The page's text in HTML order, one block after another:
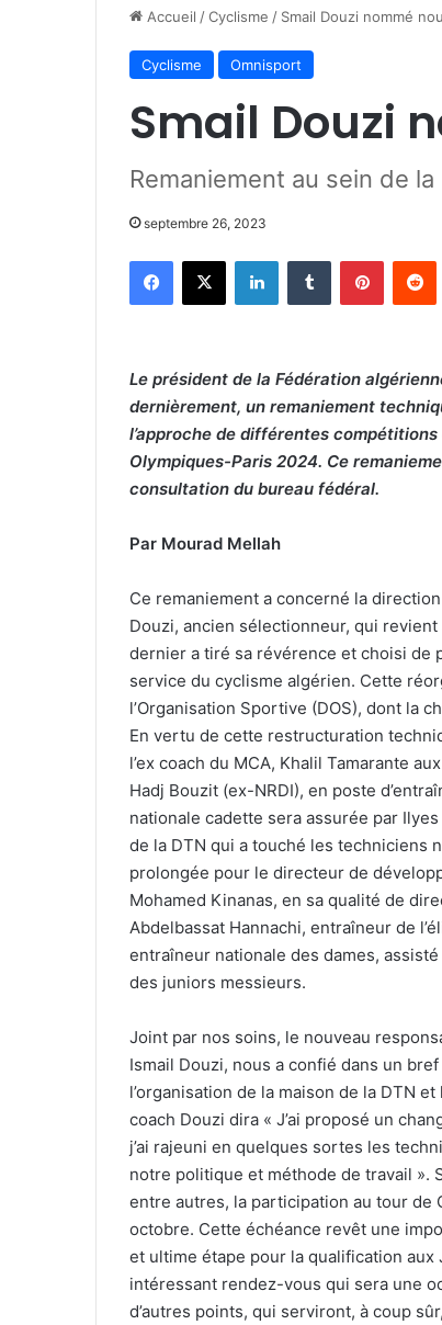
Accueil /Cyclisme / Smail Douzi nommé
Cyclisme Omnisport
Smail Douzi
Remaniement au sein de la
septembre 26, 2023
Facebook
X LinkedinTumblr Pinterest
Le président de la Fédération
dernièrement, un remaniement
l’approche de différentes
Olympiques-Paris 2024. Ce
consultation du bureau fédéral.
Par Mourad Mellah
Ce remaniement a concerné la
Douzi, ancien sélectionneur, qui
dernier a tiré sa révérence et choisi de
service du cyclisme algérien. Cette
l’Organisation Sportive (DOS), dont la
En vertu de cette restructuration
l’ex coach du MCA, Khalil Tamarante
Hadj Bouzit (ex-NRDI), en poste
nationale cadette sera assurée par
de la DTN qui a touché les techniciens
prolongée pour le directeur de
Mohamed Kinanas, en sa qualité de
Abdelbassat Hannachi, entraîneur de
entraîneur nationale des dames,
des juniors messieurs.
Joint par nos soins, le nouveau
Ismail Douzi, nous a confié dans un
l’organisation de la maison de la DTN
coach Douzi dira « J’ai proposé un
j’ai rajeuni en quelques sortes les
notre politique et méthode de travail ».
entre autres, la participation au tour de
octobre. Cette échéance revêt une
et ultime étape pour la qualification
intéressant rendez-vous qui sera une
d’autres points, qui serviront, à coup